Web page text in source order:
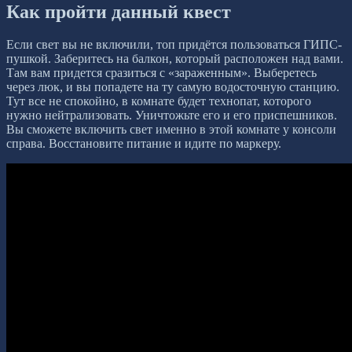
Как пройти данный квест
Если свет вы не включили, топ придётся пользоваться ГИПС-
пушкой. Заберитесь на балкон, который расположен над вами.
Там вам придется сразиться с «зараженным». Выберетесь
через люк, и вы попадете на ту самую водосточную станцию.
Тут все не спокойно, в комнате будет технопат, которого
нужно нейтрализовать. Уничтожьте его и его приспешников.
Вы сможете включить свет именно в этой комнате у консоли
справа. Восстановите питание и идите по маркеру.